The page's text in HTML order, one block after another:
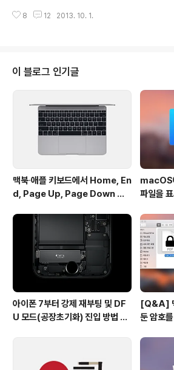
있게 보입니다.한글11,172자 | 한자4,888자 | 영문94
에서 2013년 7월의 운영체제 및 웹 브라우저 이용현황
웹 브라우저는 인터넷 익스플로러가 57.79%를 찍으며
전히 강세를 보이고 있고, 크롬은 7월에 반짝 파이어폭스
를 추월한 뒤로 점유율이 하락해 3위에 랭크됐습니다.
일 운영체제 웹 트래픽은 여전히 iOS가 53.65%로 선두
에 있지만, 지난 5월에 59.49%로 정점을 찍은 후 완
8 12 2013. 10. 1.
이 블로그 인기글
맥북∙애플 키보드에서 Home, En
d, Page Up, Page Down 키
macOS
파일을
아이폰 7부터 강제 재부팅 및 DF
U 모드(공장초기화) 진입 방법 변
[Q&A]
둔 암호